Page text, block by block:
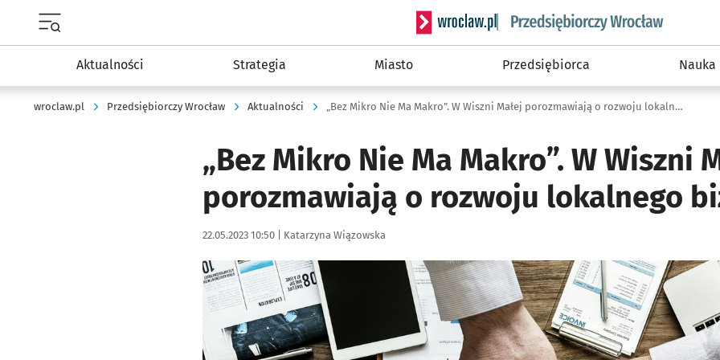
Serwis informacyjny wroclaw.pl podserwis:
Aktualności Strategia Miasto Przedsiębiorca Nauka
wroclaw.pl Przedsiębiorczy Wrocław Aktualności „Bez Mikro Nie Ma Makro”. W Wiszni Małej porozmawiają o rozwoju lokalnego biznesu
„Bez Mikro Nie Ma Makro”. W Wiszni
porozmawiają o rozwoju lokalnego
Data publikacji:
22.05.2023 10:50 | Autor:
Katarzyna Wiązowska
Kliknij, aby powiększyć